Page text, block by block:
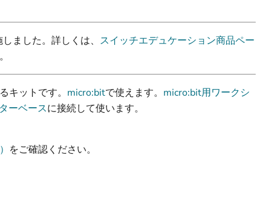
ました。詳しくは、 スイッチエデュケーション商品ペー
キットです。 micro:bitで使えます。 micro:bit用ワークシ
ーベースに接続して使います。
をご確認ください。